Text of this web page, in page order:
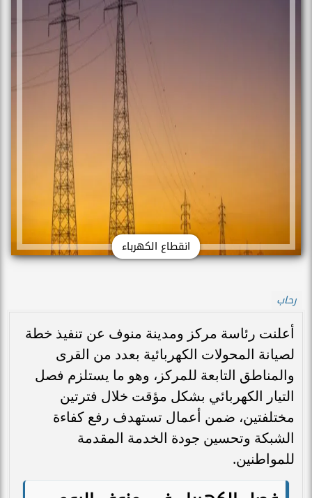
انقطاع الكهرباء
رحاب
أعلنت رئاسة مركز ومدينة منوف عن تنفيذ خطة
لصيانة المحولات الكهربائية بعدد من القرى
والمناطق التابعة للمركز، وهو ما يستلزم فصل
التيار الكهربائي بشكل مؤقت خلال فترتين
مختلفتين، ضمن أعمال تستهدف رفع كفاءة
الشبكة وتحسين جودة الخدمة المقدمة
للمواطنين.